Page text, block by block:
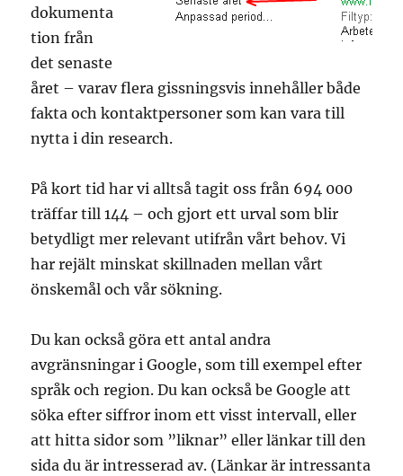
dokumenta
tion från
det senaste
året – varav flera gissningsvis innehåller både
fakta och kontaktpersoner som kan vara till
nytta i din research.
På kort tid har vi alltså tagit oss från 694 000
träffar till 144 – och gjort ett urval som blir
betydligt mer relevant utifrån vårt behov. Vi
har rejält minskat skillnaden mellan vårt
önskemål och vår sökning.
Du kan också göra ett antal andra
avgränsningar i Google, som till exempel efter
språk och region. Du kan också be Google att
söka efter siffror inom ett visst intervall, eller
att hitta sidor som ”liknar” eller länkar till den
sida du är intresserad av. (Länkar är intressanta